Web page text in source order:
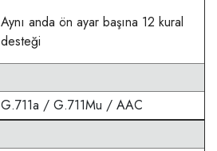
Aynı anda ön ayar başına 12 kural
desteği
G.711a / G.711Mu / AAC